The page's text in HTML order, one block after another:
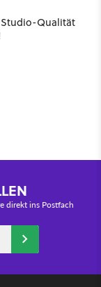
Studio-Qualität
direkt ins Postfach